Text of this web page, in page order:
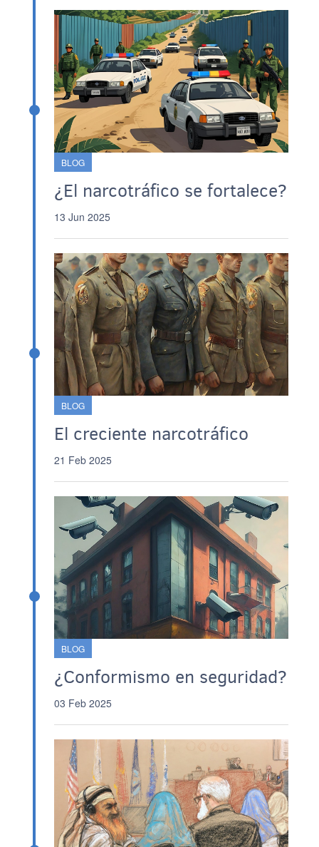
BLOG
¿El narcotráfico se fortalece?
13 Jun 2025
BLOG
El creciente narcotráfico
21 Feb 2025
BLOG
¿Conformismo en seguridad?
03 Feb 2025